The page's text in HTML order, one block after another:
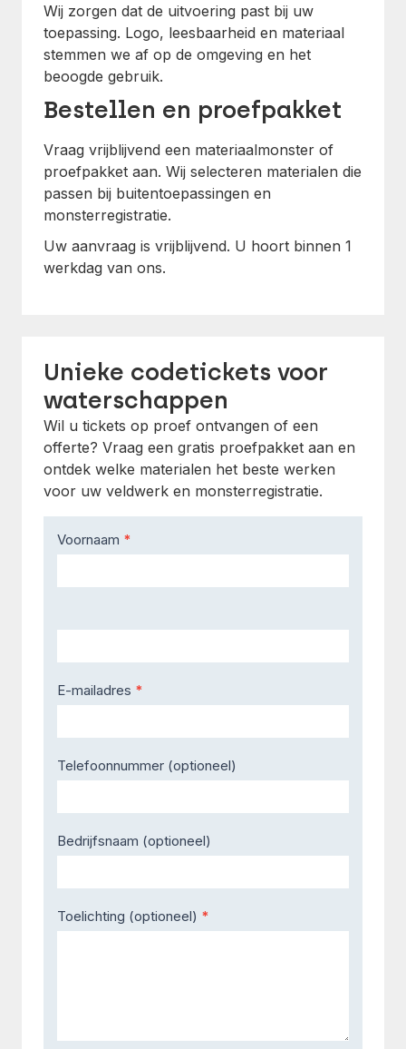
Wij zorgen dat de uitvoering past bij uw
toepassing. Logo, leesbaarheid en materiaal
stemmen we af op de omgeving en het
beoogde gebruik.
Bestellen en proefpakket
Vraag vrijblijvend een materiaalmonster of
proefpakket aan. Wij selecteren materialen die
passen bij buitentoepassingen en
monsterregistratie.
Uw aanvraag is vrijblijvend. U hoort binnen 1
werkdag van ons.
Unieke codetickets voor
waterschappen
Wil u tickets op proef ontvangen of een
offerte? Vraag een gratis proefpakket aan en
ontdek welke materialen het beste werken
voor uw veldwerk en monsterregistratie.
Contact
Us
Voornaam *
E-mailadres *
Telefoonnummer (optioneel)
Bedrijfsnaam (optioneel)
Toelichting (optioneel) *